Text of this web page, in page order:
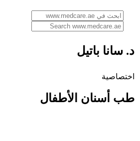
د. سانا باتيل
اختصاصية
طب أسنان الأطفال